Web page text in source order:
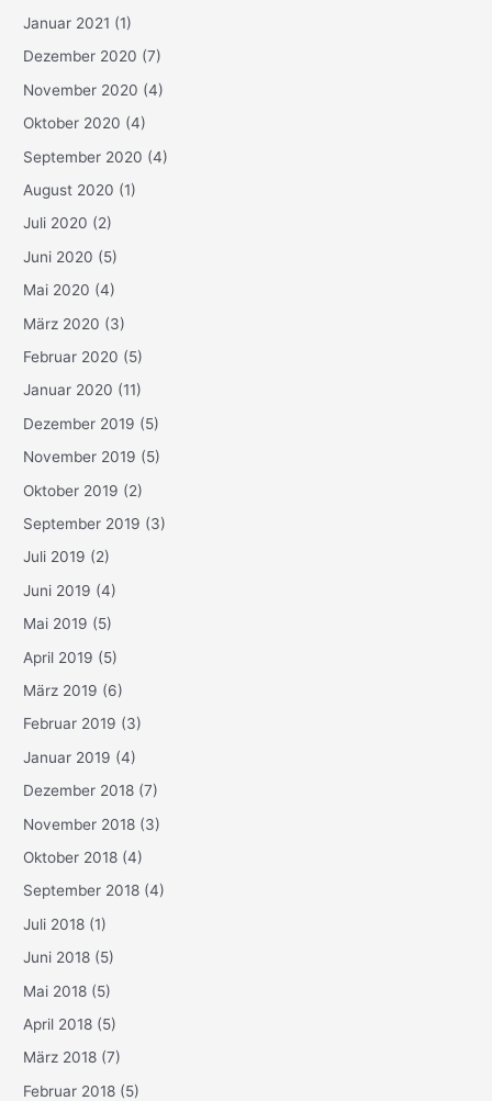
Januar 2021 (1)
Dezember 2020 (7)
November 2020 (4)
Oktober 2020 (4)
September 2020 (4)
August 2020 (1)
Juli 2020 (2)
Juni 2020 (5)
Mai 2020 (4)
März 2020 (3)
Februar 2020 (5)
Januar 2020 (11)
Dezember 2019 (5)
November 2019 (5)
Oktober 2019 (2)
September 2019 (3)
Juli 2019 (2)
Juni 2019 (4)
Mai 2019 (5)
April 2019 (5)
März 2019 (6)
Februar 2019 (3)
Januar 2019 (4)
Dezember 2018 (7)
November 2018 (3)
Oktober 2018 (4)
September 2018 (4)
Juli 2018 (1)
Juni 2018 (5)
Mai 2018 (5)
April 2018 (5)
März 2018 (7)
Februar 2018 (5)